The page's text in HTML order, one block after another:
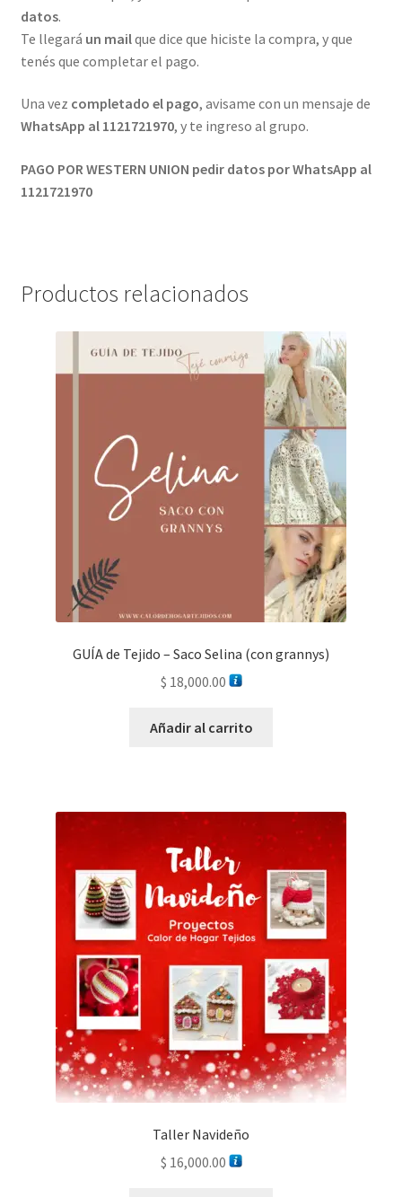
datos.
Te llegará un mailque dice que hiciste la compra, y que
tenés que completar el pago.
Una vez completado el pago, avisame con un mensaje de
WhatsApp al 1121721970, y te ingreso al grupo.
PAGO POR WESTERN UNION pedir datos por WhatsApp al
1121721970
Productos relacionados
GUÍA de Tejido – Saco Selina (con grannys)
$ 18,000.00
Añadir al carrito
Taller Navideño
$ 16,000.00